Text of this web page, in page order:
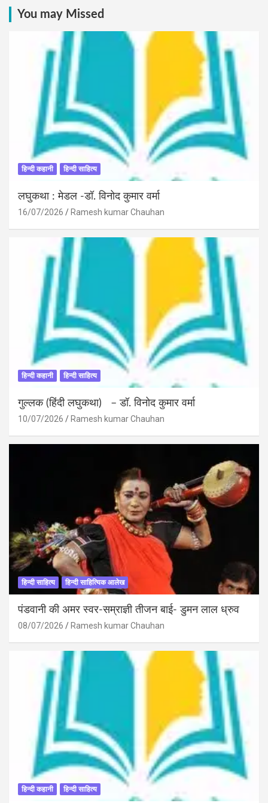
You may Missed
हिन्दी कहानी हिन्दी साहित्य
लघुकथा : मेडल -डॉ. विनोद कुमार वर्मा
16/07/2026 Ramesh kumar Chauhan
हिन्दी कहानी हिन्दी साहित्य
गुल्लक (हिंदी लघुकथा) – डॉ. विनोद कुमार वर्मा
10/07/2026 Ramesh kumar Chauhan
हिन्दी साहित्य हिन्दी साहित्यिक आलेख
पंडवानी की अमर स्वर-सम्राज्ञी तीजन बाई- डुमन लाल ध्रुव
08/07/2026 Ramesh kumar Chauhan
हिन्दी कहानी हिन्दी साहित्य